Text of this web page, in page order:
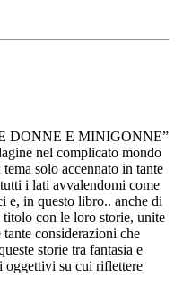
DONNE E MINIGONNE”
nel complicato mondo
solo accennato in tante
i lati avvalendomi come
e, in questo libro.. anche di
con le loro storie, unite
considerazioni che
storie tra fantasia e
oggettivi su cui riflettere